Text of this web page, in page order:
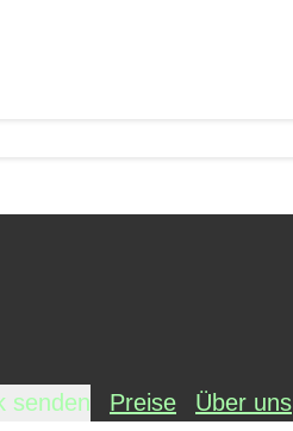
senden Preise Über uns